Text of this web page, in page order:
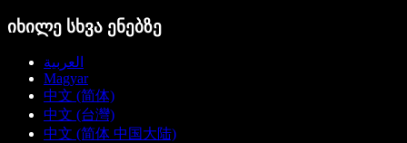
იხილე სხვა ენებზე
العربية
Magyar
中文 (简体)
中文 (台灣)
中文 (简体 中国大陆)